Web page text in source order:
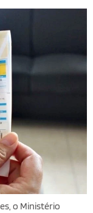
o Ministério